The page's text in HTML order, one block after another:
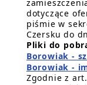
dotyczące
piśmie w
Czersku do
Pliki do
Borowiak -
Borowiak -
Zgodnie z